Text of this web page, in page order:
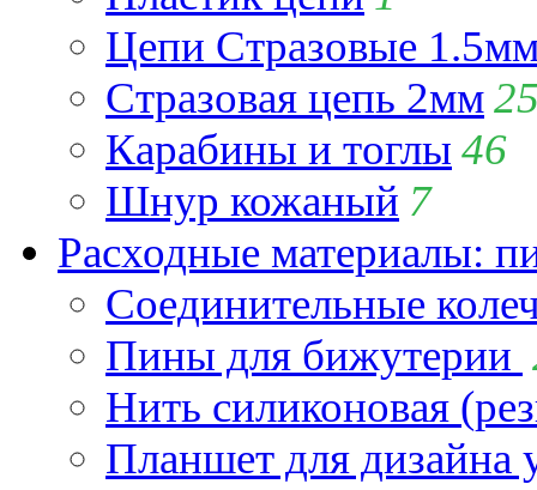
Цепи Стразовые
Стразовая цепь 2мм
Карабины и тоглы 46
Шнур кожаный 7
Расходные материалы:
Соединительные
Пины для бижутерии
Нить силиконовая
Планшет для